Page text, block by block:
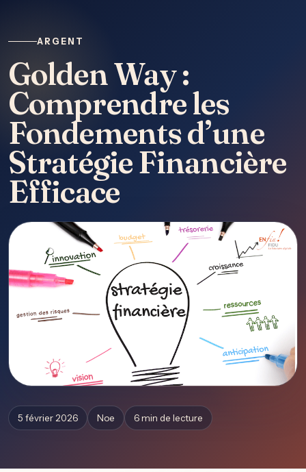
ARGENT
Golden Way :
Comprendre les
Fondements d’une
Stratégie Financière
Efficace
5 février 2026 Noe 6 min de lecture